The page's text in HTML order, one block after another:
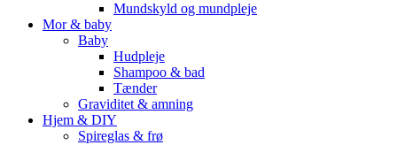
Mundskyld og mundpleje
Mor & baby
Baby
Hudpleje
Shampoo & bad
Tænder
Graviditet & amning
Hjem & DIY
Spireglas & frø